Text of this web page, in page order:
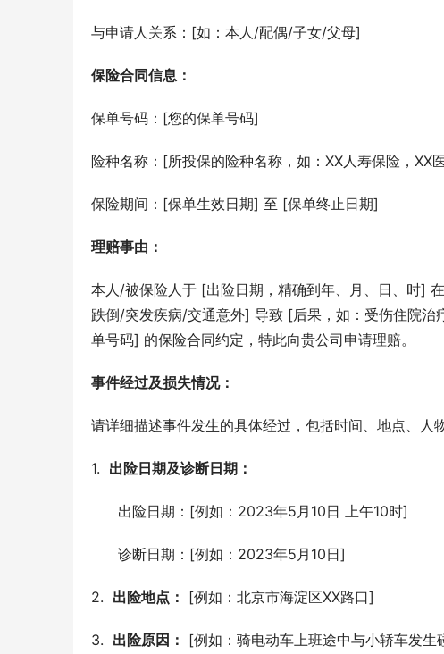
与申请人关系：[如：本人/配偶/子女/父母]
保险合同信息：
保单号码：[您的保单号码]
险种名称：[所投保的险种名称，如：XX人寿保险，XX
保险期间：[保单生效日期] 至 [保单终止日期]
理赔事由：
本人/被保险人于 [出险日期，精确到年、月、日、时]
跌倒/突发疾病/交通意外] 导致 [后果，如：受伤住院
单号码] 的保险合同约定，特此向贵公司申请理赔。
事件经过及损失情况：
请详细描述事件发生的具体经过，包括时间、地点、人
1. 出险日期及诊断日期：
      出险日期：[例如：2023年5月10日 上午10时]
      诊断日期：[例如：2023年5月10日]
2. 出险地点： [例如：北京市海淀区XX路口]
3. 出险原因：
[例如：骑电动车上班途中与小轿车发